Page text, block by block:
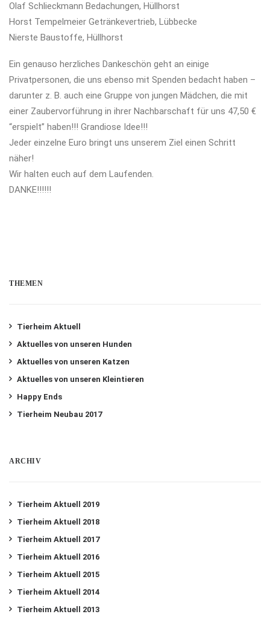
Olaf Schlieckmann Bedachungen, Hüllhorst
Horst Tempelmeier Getränkevertrieb, Lübbecke
Nierste Baustoffe, Hüllhorst
Ein genauso herzliches Dankeschön geht an einige
Privatpersonen, die uns ebenso mit Spenden bedacht haben –
darunter z. B. auch eine Gruppe von jungen Mädchen, die mit
einer Zaubervorführung in ihrer Nachbarschaft für uns 47,50 €
“erspielt” haben!!! Grandiose Idee!!!
Jeder einzelne Euro bringt uns unserem Ziel einen Schritt
näher!
Wir halten euch auf dem Laufenden.
DANKE!!!!!!
THEMEN
Tierheim Aktuell
Aktuelles von unseren Hunden
Aktuelles von unseren Katzen
Aktuelles von unseren Kleintieren
Happy Ends
Tierheim Neubau 2017
ARCHIV
Tierheim Aktuell 2019
Tierheim Aktuell 2018
Tierheim Aktuell 2017
Tierheim Aktuell 2016
Tierheim Aktuell 2015
Tierheim Aktuell 2014
Tierheim Aktuell 2013